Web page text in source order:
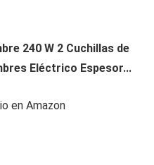
240 W 2 Cuchillas de
Eléctrico Espesor...
en Amazon